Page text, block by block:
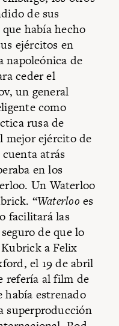
de sus
había hecho
ejércitos en
de
ceder el
un general
como
rusa de
mejor ejército de
atrás
en los
Un Waterloo
“Waterloo es
facilitará las
de que lo
a Felix
el 19 de abril
refería al film de
estrenado
superproducción